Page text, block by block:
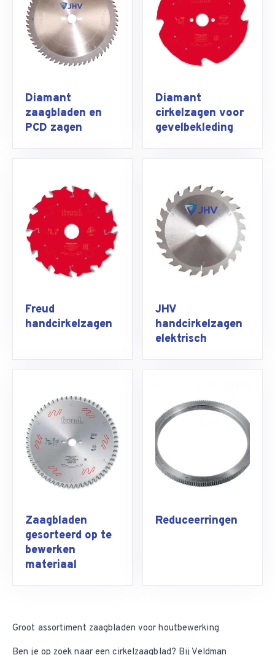
Diamant
zaagbladen en
PCD zagen
Diamant
cirkelzagen voor
gevelbekleding
Freud
handcirkelzagen
JHV
handcirkelzagen
elektrisch
Zaagbladen
gesorteerd op te
bewerken
materiaal
Reduceerringen
Groot assortiment zaagbladen voor houtbewerking
Ben je op zoek naar een cirkelzaagblad? Bij Veldman